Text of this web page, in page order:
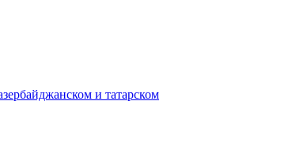
и татарском